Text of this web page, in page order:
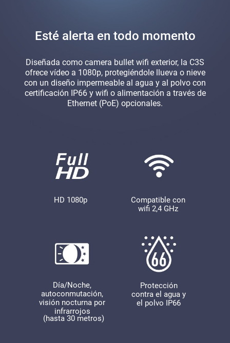
Esté alerta en todo momento
Diseñada como camera bullet wifi exterior, la C3S
ofrece vídeo a 1080p, protegiéndole llueva o nieve
con un diseño impermeable al agua y al polvo con
certificación IP66 y wifi o alimentación a través de
Ethernet (PoE) opcionales.
HD 1080p
Compatible con
wifi 2,4 GHz
Día/Noche,
autoconmutación,
visión nocturna por
infrarrojos
Protección
contra el agua y
el polvo IP66
(hasta 30 metros)